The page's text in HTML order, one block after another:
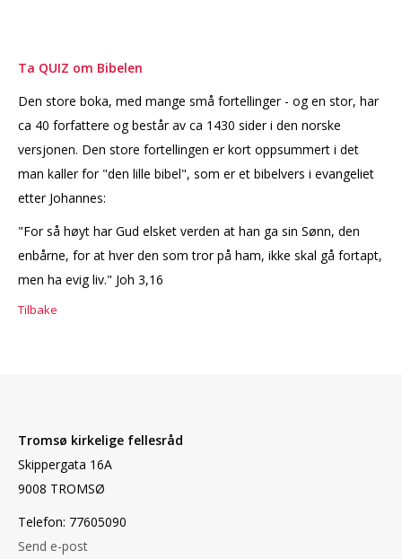
Ta QUIZ om Bibelen
Den store boka, med mange små fortellinger - og en stor, har
ca 40 forfattere og består av ca 1430 sider i den norske
versjonen. Den store fortellingen er kort oppsummert i det
man kaller for "den lille bibel", som er et bibelvers i evangeliet
etter Johannes:
"For så høyt har Gud elsket verden at han ga sin Sønn, den
enbårne, for at hver den som tror på ham, ikke skal gå fortapt,
men ha evig liv." Joh 3,16
Tilbake
Tromsø kirkelige fellesråd
Skippergata 16A
9008 TROMSØ
Telefon: 77605090
Send e-post